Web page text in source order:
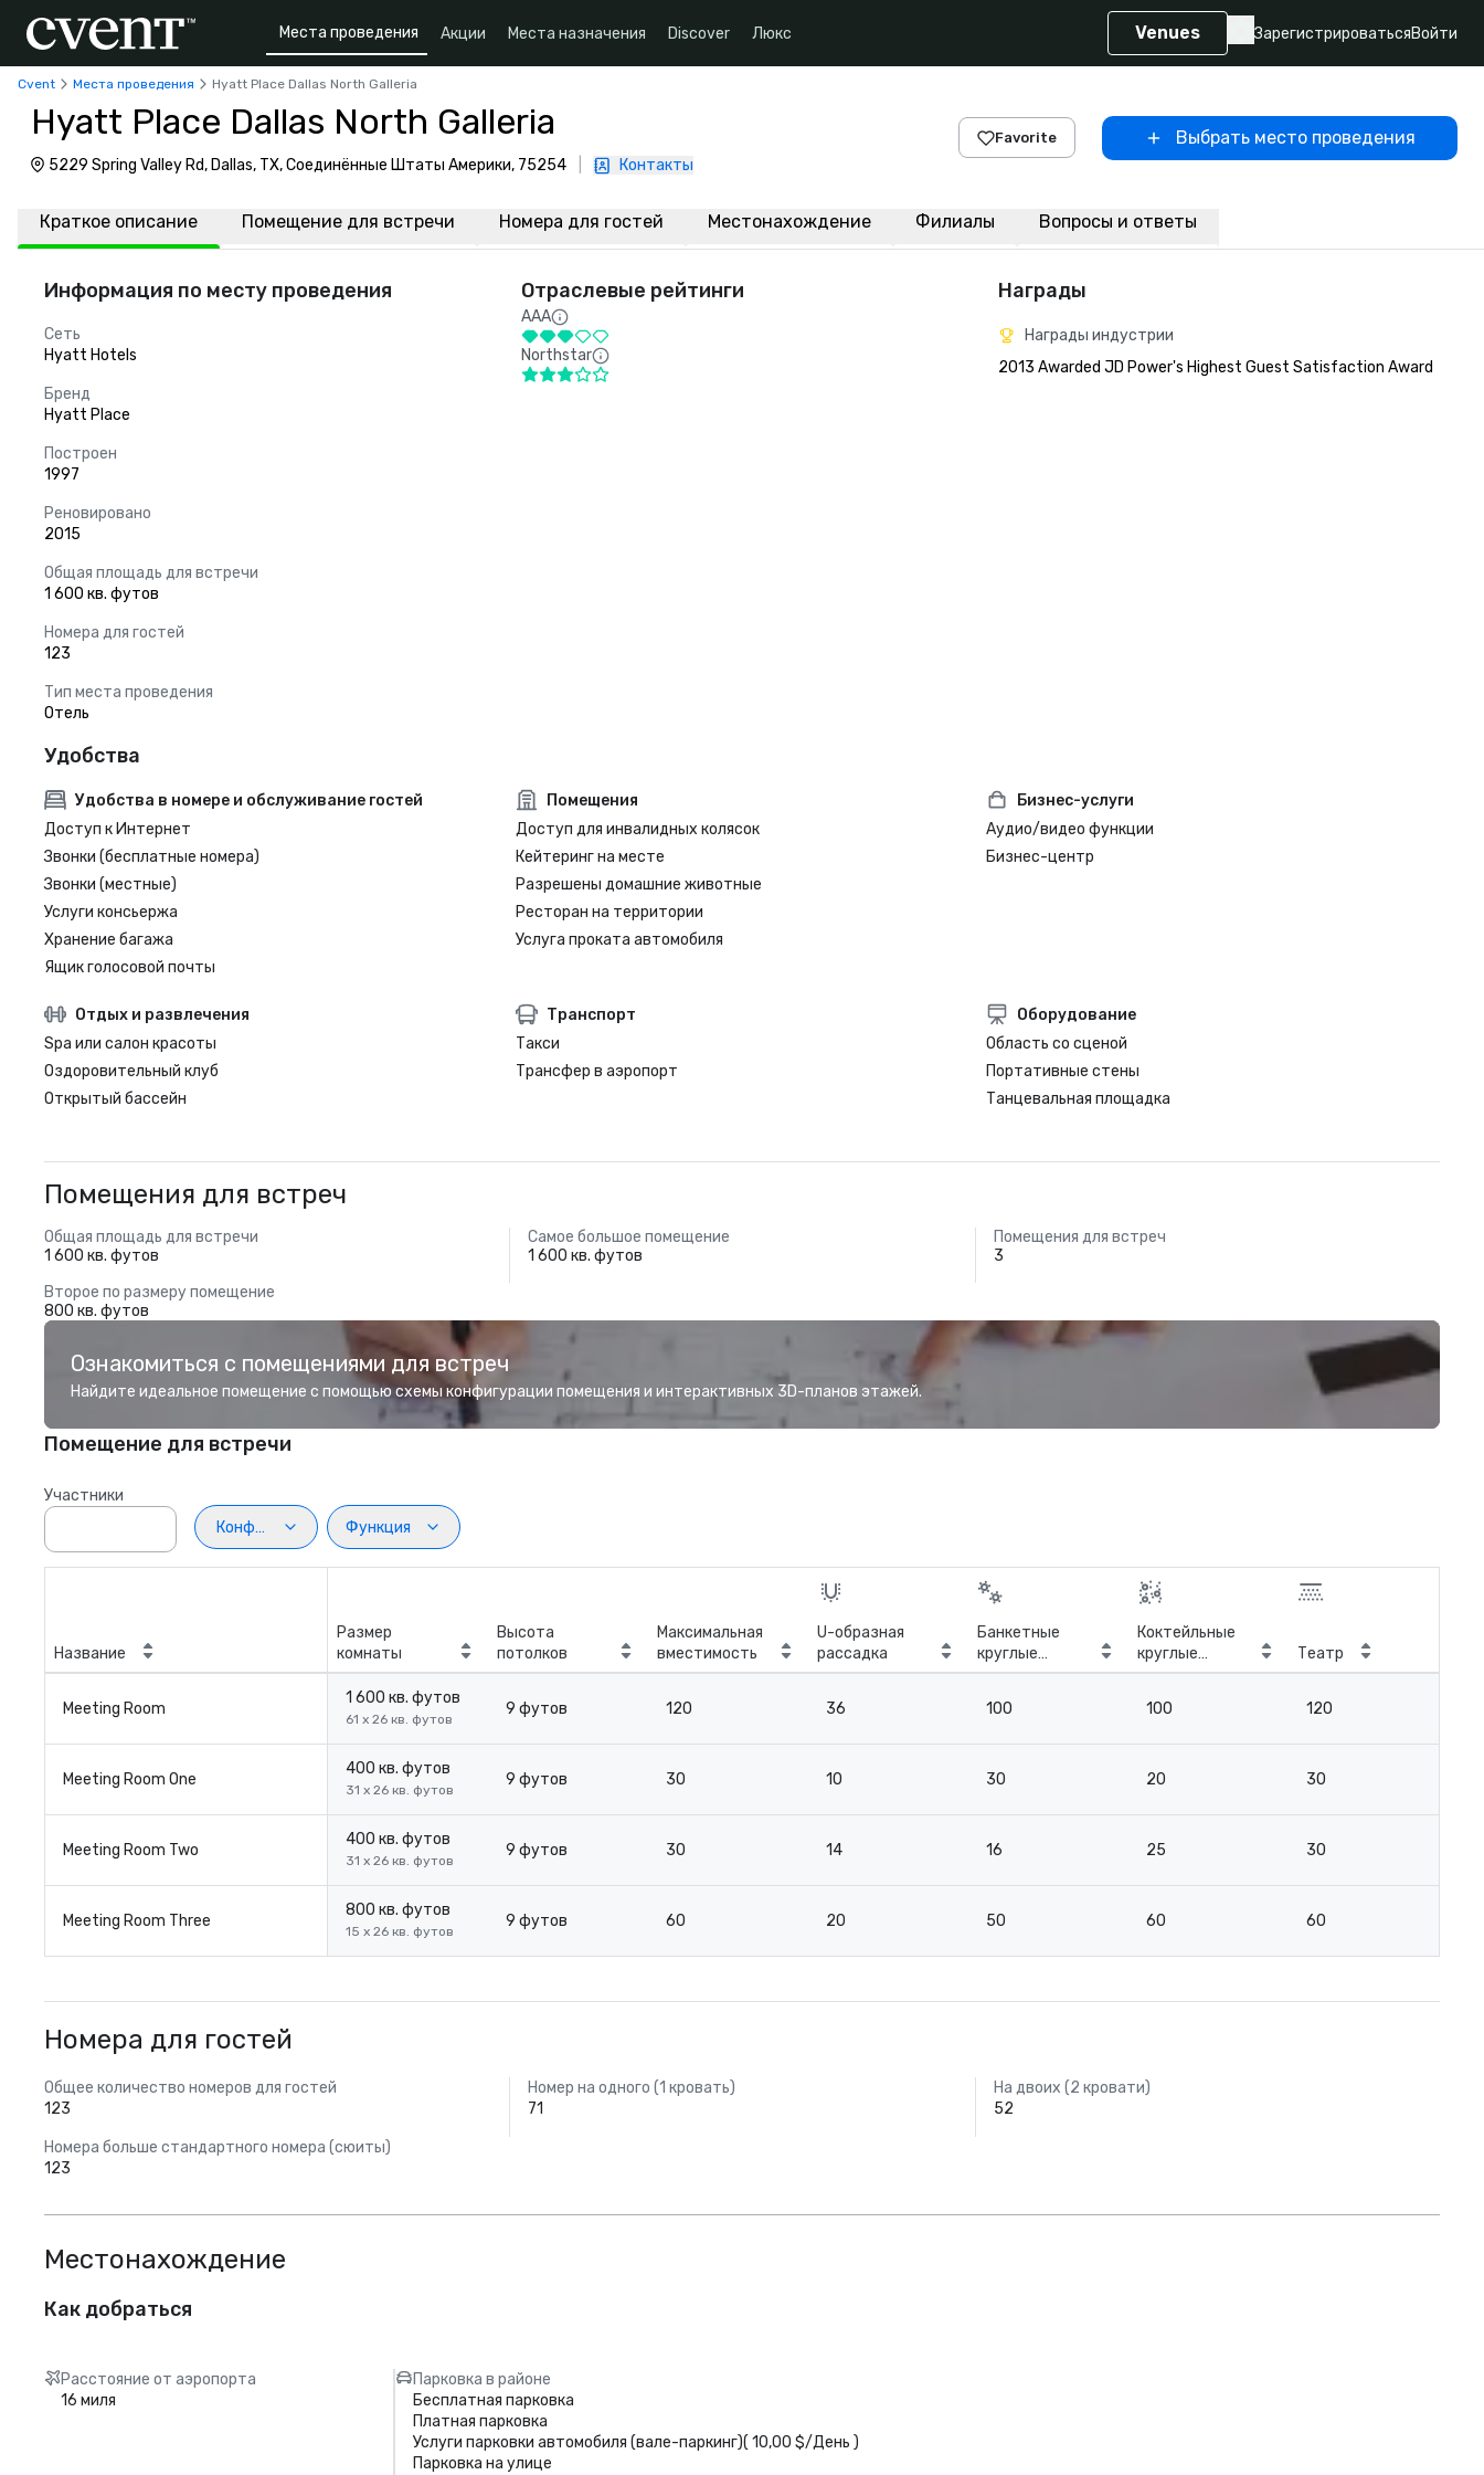
Места проведения Акции Места назначения Discover Люкс Venues ЗарегистрироватьсяВойти
Cvent Места проведения Hyatt Place Dallas North Galleria
Hyatt Place Dallas North Galleria
5229 Spring Valley Rd, Dallas, TX, Соединённые Штаты Америки, 75254 Контакты
Favorite Выбрать место проведения
Краткое описание Помещение для встречи Номера для гостей Местонахождение Филиалы Вопросы и ответы
Информация по месту проведения
Сеть
Hyatt Hotels
Бренд
Hyatt Place
Построен
1997
Реновировано
2015
Общая площадь для встречи
1 600 кв. футов
Номера для гостей
123
Тип места проведения
Отель
Отраслевые рейтинги
AAA
Northstar
Награды
Награды индустрии
2013 Awarded JD Power's Highest Guest Satisfaction Award
Удобства
Удобства в номере и обслуживание гостей
Доступ к Интернет
Звонки (бесплатные номера)
Звонки (местные)
Услуги консьержа
Хранение багажа
Ящик голосовой почты
Помещения
Доступ для инвалидных колясок
Кейтеринг на месте
Разрешены домашние животные
Ресторан на территории
Услуга проката автомобиля
Бизнес-услуги
Аудио/видео функции
Бизнес-центр
Отдых и развлечения
Spa или салон красоты
Оздоровительный клуб
Открытый бассейн
Транспорт
Такси
Трансфер в аэропорт
Оборудование
Область со сценой
Портативные стены
Танцевальная площадка
Помещения для встреч
Общая площадь для встречи
1 600 кв. футов
Самое большое помещение
1 600 кв. футов
Помещения для встреч
3
Второе по размеру помещение
800 кв. футов
Ознакомиться с помещениями для встреч
Найдите идеальное помещение с помощью схемы конфигурации помещения и интерактивных 3D-планов этажей.
Помещение для встречи
Участники
Конфигурация
Функция
Название
Размер
комнаты
Высота
потолков
Максимальная
вместимость
U-образная
рассадка
Банкетные
круглые
столы
Коктейльные
круглые
столы
Театр
Meeting Room
1 600 кв. футов
61 x 26 кв. футов
9 футов 120 36 100 100 120
Meeting Room One
400 кв. футов
31 x 26 кв. футов
9 футов 30 10 30 20 30
Meeting Room Two
400 кв. футов
31 x 26 кв. футов
9 футов 30 14 16 25 30
Meeting Room Three
800 кв. футов
15 x 26 кв. футов
9 футов 60 20 50 60 60
Номера для гостей
Общее количество номеров для гостей
123
Номер на одного (1 кровать)
71
На двоих (2 кровати)
52
Номера больше стандартного номера (сюиты)
123
Местонахождение
Как добраться
Расстояние от аэропорта
16 миля
Парковка в районе
Бесплатная парковка
Платная парковка
Услуги парковки автомобиля (вале-паркинг)( 10,00 $/День )
Парковка на улице